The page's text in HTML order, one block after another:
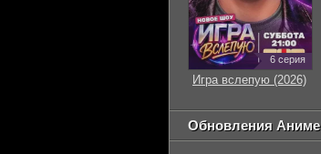
6 серия
Игра вслепую (2026)
Обновления Аниме